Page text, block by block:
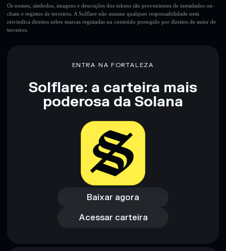
Os nomes, símbolos, imagens e descrições dos tokens são provenientes de metadados on-
chain e registos de terceiros. A Solflare não assume qualquer responsabilidade nem
reivindica direitos sobre marcas registadas ou conteúdo protegido por direitos de autor de
terceiros.
ENTRA NA FORTALEZA
Solflare: a carteira mais
poderosa da Solana
Baixar agora
Baixar agora
Acessar carteira
Acessar carteira